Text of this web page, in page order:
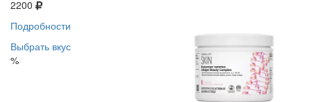
2200
Подробности
Выбрать вкус
%